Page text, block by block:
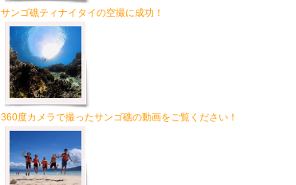
サンゴ礁ティナイタイの空撮に成功！
360度カメラで撮ったサンゴ礁の動画をご覧ください！